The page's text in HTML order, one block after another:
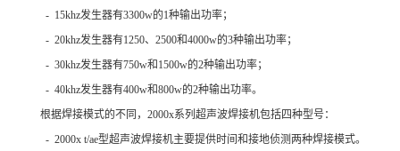
- 15khz发生器有3300w的1种输出功率；
- 20khz发生器有1250、2500和4000w的3种输出功率；
- 30khz发生器有750w和1500w的2种输出功率；
- 40khz发生器有400w和800w的2种输出功率。
根据焊接模式的不同，2000x系列超声波焊接机包括四种型号：
- 2000x t/ae型超声波焊接机主要提供时间和接地侦测两种焊接模式。